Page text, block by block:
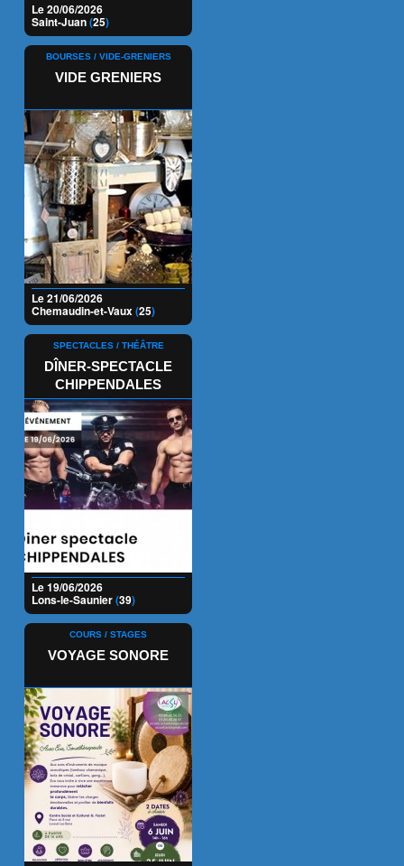
Le 20/06/2026
Saint-Juan(25)
BOURSES / VIDE-GRENIERS
VIDE GRENIERS
Le 21/06/2026
Chemaudin-et-Vaux(25)
SPECTACLES / THÉÂTRE
DÎNER-SPECTACLE
CHIPPENDALES
Le 19/06/2026
Lons-le-Saunier(39)
COURS / STAGES
VOYAGE SONORE